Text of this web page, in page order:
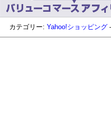
カテゴリー: Yahoo!ショッピング